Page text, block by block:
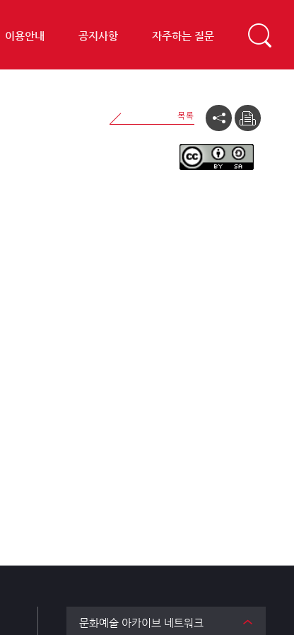
이용안내 공지사항 자주하는 질문
문화예술 아카이브 네트워크